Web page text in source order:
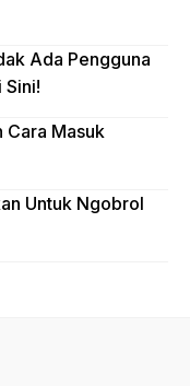
Ada Pengguna
Sini!
Cara Masuk
Untuk Ngobrol